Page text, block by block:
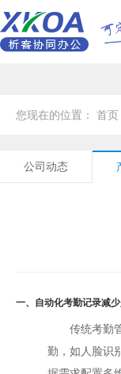
您现在的位置： 首页
公司动态
一、自动化考勤记录减
传统考勤
勤，如人脸识